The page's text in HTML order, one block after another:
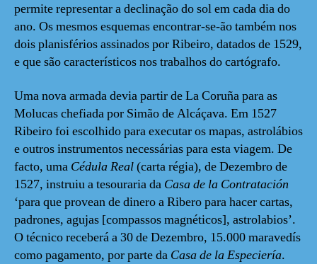
permite representar a declinação do sol em cada dia do
ano. Os mesmos esquemas encontrar-se-ão também nos
dois planisférios assinados por Ribeiro, datados de 1529,
e que são característicos nos trabalhos do cartógrafo.
Uma nova armada devia partir de La Coruña para as
Molucas chefiada por Simão de Alcáçava. Em 1527
Ribeiro foi escolhido para executar os mapas, astrolábios
e outros instrumentos necessárias para esta viagem. De
facto, uma Cédula Real(carta régia), de Dezembro de
1527, instruiu a tesouraria da Casa de la Contratación
‘para que provean de dinero a Ribero para hacer cartas,
padrones, agujas [compassos magnéticos], astrolabios’.
O técnico receberá a 30 de Dezembro, 15.000 maravedís
como pagamento, por parte da Casa de la Especiería.